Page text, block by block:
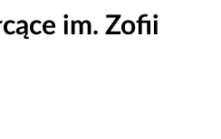
im. Zofii